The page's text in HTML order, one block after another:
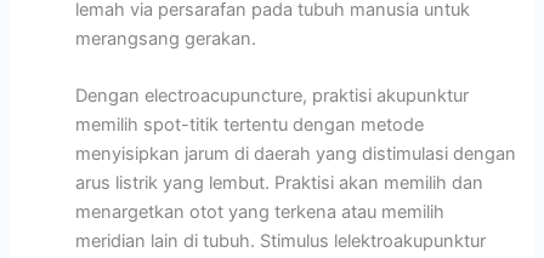
lemah via persarafan pada tubuh manusia untuk
merangsang gerakan.
Dengan electroacupuncture, praktisi akupunktur
memilih spot-titik tertentu dengan metode
menyisipkan jarum di daerah yang distimulasi dengan
arus listrik yang lembut. Praktisi akan memilih dan
menargetkan otot yang terkena atau memilih
meridian lain di tubuh. Stimulus lelektroakupunktur